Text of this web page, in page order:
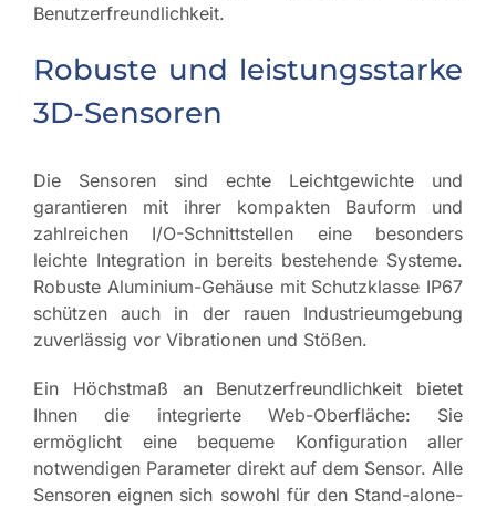
Benutzerfreundlichkeit.
Robuste und leistungsstarke
3D-Sensoren
Die Sensoren sind echte Leichtgewichte und
garantieren mit ihrer kompakten Bauform und
zahlreichen I/O-Schnittstellen eine besonders
leichte Integration in bereits bestehende Systeme.
Robuste Aluminium-Gehäuse mit Schutzklasse IP67
schützen auch in der rauen Industrieumgebung
zuverlässig vor Vibrationen und Stößen.
Ein Höchstmaß an Benutzerfreundlichkeit bietet
Ihnen die integrierte Web-Oberfläche: Sie
ermöglicht eine bequeme Konfiguration aller
notwendigen Parameter direkt auf dem Sensor. Alle
Sensoren eignen sich sowohl für den Stand-alone-